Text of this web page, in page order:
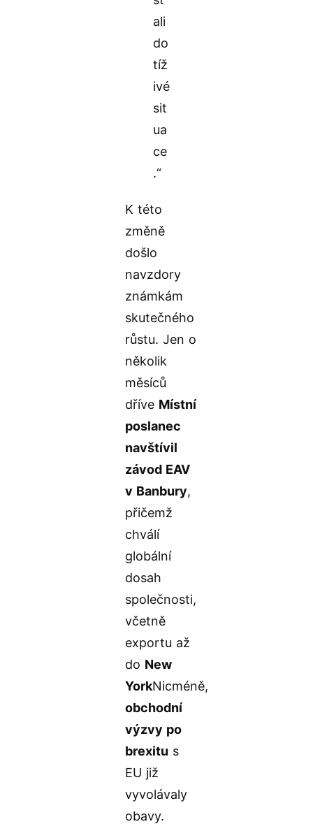
ali
do
tíž
ivé
sit
ua
ce
.“
K této
změně
došlo
navzdory
známkám
skutečného
růstu. Jen o
několik
měsíců
dříve Místní
poslanec
navštívil
závod EAV
v Banbury,
přičemž
chválí
globální
dosah
společnosti,
včetně
exportu až
do New
YorkNicméně,
obchodní
výzvy po
brexitu s
EU již
vyvolávaly
obavy.